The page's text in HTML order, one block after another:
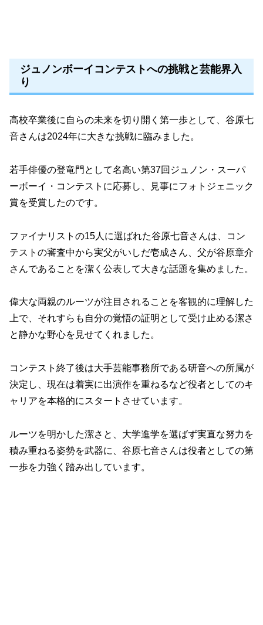
ジュノンボーイコンテストへの挑戦と芸能界入
り
高校卒業後に自らの未来を切り開く第一歩として、谷原七
音さんは2024年に大きな挑戦に臨みました。
若手俳優の登竜門として名高い第37回ジュノン・スーパ
ーボーイ・コンテストに応募し、見事にフォトジェニック
賞を受賞したのです。
ファイナリストの15人に選ばれた谷原七音さんは、コン
テストの審査中から実父がいしだ壱成さん、父が谷原章介
さんであることを潔く公表して大きな話題を集めました。
偉大な両親のルーツが注目されることを客観的に理解した
上で、それすらも自分の覚悟の証明として受け止める潔さ
と静かな野心を見せてくれました。
コンテスト終了後は大手芸能事務所である研音への所属が
決定し、現在は着実に出演作を重ねるなど役者としてのキ
ャリアを本格的にスタートさせています。
ルーツを明かした潔さと、大学進学を選ばず実直な努力を
積み重ねる姿勢を武器に、谷原七音さんは役者としての第
一歩を力強く踏み出しています。